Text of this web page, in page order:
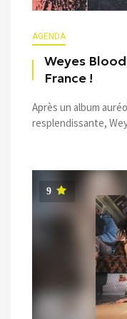
AGENDA
Weyes
France !
Après un album
resplendissante,
9